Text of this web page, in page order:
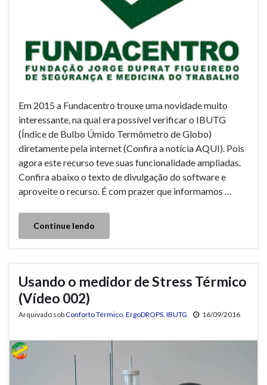
Em 2015 a Fundacentro trouxe uma novidade muito
interessante, na qual era possível verificar o IBUTG
(Índice de Bulbo Úmido Termômetro de Globo)
diretamente pela internet (Confira a notícia AQUI). Pois
agora este recurso teve suas funcionalidade ampliadas.
Confira abaixo o texto de divulgação do software e
aproveite o recurso. É com prazer que informamos …
Continue lendo
Usando o medidor de Stress Térmico
(Vídeo 002)
Arquivado sobConforto Térmico, ErgoDROPS, IBUTG 16/09/2016